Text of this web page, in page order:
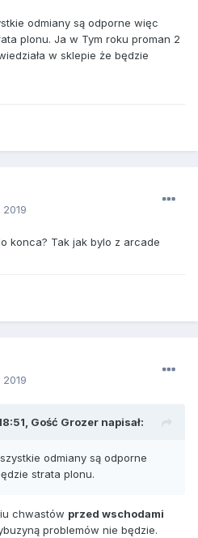
odmiany są odporne więc
plonu. Ja w Tym roku proman 2
w sklepie że będzie
konca? Tak jak bylo z arcade
Gość Grozer napisał:
odmiany są odporne
strata plonu.
chwastów przed wschodami
problemów nie będzie.